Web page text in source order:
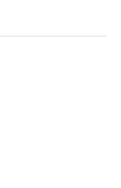
en la Tierra
y Sully sean las
contactar, tal vez